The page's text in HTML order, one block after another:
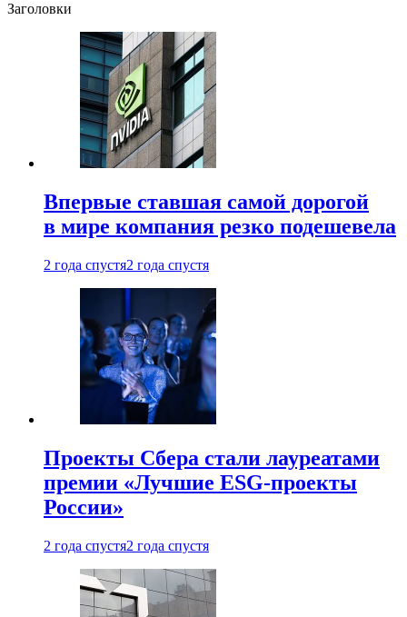
Заголовки
Впервые ставшая самой дорогой
в мире компания резко подешевела
2 года спустя2 года спустя
Проекты Сбера стали лауреатами
премии «Лучшие ESG-проекты
России»
2 года спустя2 года спустя